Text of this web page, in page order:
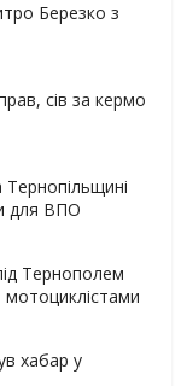
Березко з
сів за кермо
для ВПО
Тернополем
хабар у